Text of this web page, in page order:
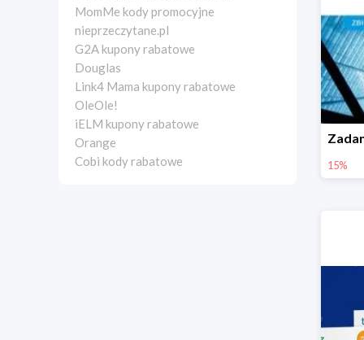
MomMe kody promocyjne
nieprzeczytane.pl
G2A kupony rabatowe
Douglas
Link4 Mama kupony rabatowe
OleOle!
iELM kupony rabatowe
Orange
Cobi kody rabatowe
15%